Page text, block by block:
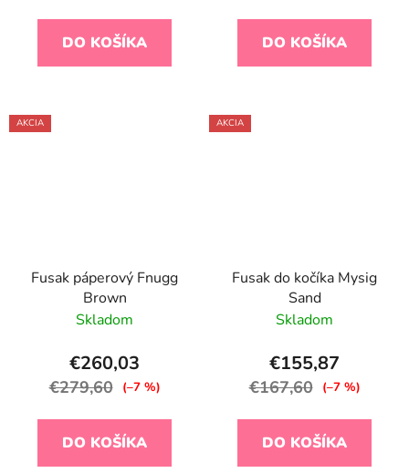
DO KOŠÍKA DO KOŠÍKA
AKCIA
Fusak páperový Fnugg
Brown
Skladom
€260,03
€279,60 (–7 %)
DO KOŠÍKA
AKCIA
Fusak do kočíka Mysig
Sand
Skladom
€155,87
€167,60 (–7 %)
DO KOŠÍKA